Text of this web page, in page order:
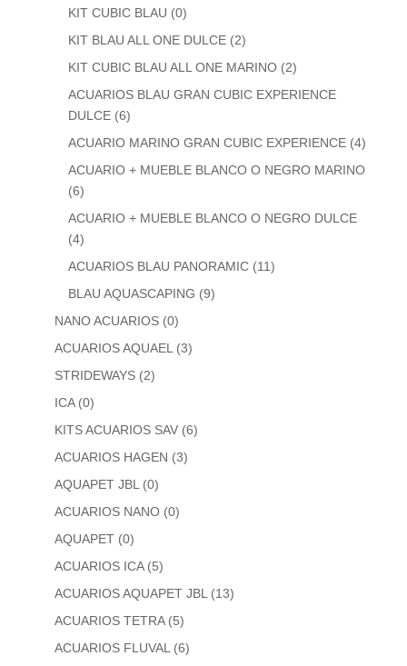
KIT CUBIC BLAU (0)
KIT BLAU ALL ONE DULCE (2)
KIT CUBIC BLAU ALL ONE MARINO (2)
ACUARIOS BLAU GRAN CUBIC EXPERIENCE
DULCE (6)
ACUARIO MARINO GRAN CUBIC EXPERIENCE (4)
ACUARIO + MUEBLE BLANCO O NEGRO MARINO
(6)
ACUARIO + MUEBLE BLANCO O NEGRO DULCE
(4)
ACUARIOS BLAU PANORAMIC (11)
BLAU AQUASCAPING (9)
NANO ACUARIOS (0)
ACUARIOS AQUAEL (3)
STRIDEWAYS (2)
ICA (0)
KITS ACUARIOS SAV (6)
ACUARIOS HAGEN (3)
AQUAPET JBL (0)
ACUARIOS NANO (0)
AQUAPET (0)
ACUARIOS ICA (5)
ACUARIOS AQUAPET JBL (13)
ACUARIOS TETRA (5)
ACUARIOS FLUVAL (6)